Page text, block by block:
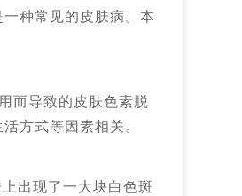
种常见的皮肤病。本
而导致的皮肤色素脱
方式等因素相关。
出现了一大块白色斑